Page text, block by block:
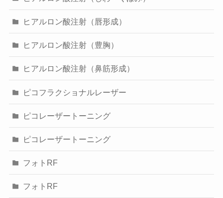
ヒアルロン酸注射（唇形成）
ヒアルロン酸注射（豊胸）
ヒアルロン酸注射（鼻筋形成）
ピコフラクショナルレーザー
ピコレーザートーニング
ピコレーザートーニング
フォトRF
フォトRF